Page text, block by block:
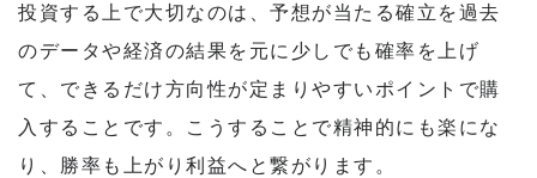
投資する上で大切なのは、予想が当たる確立を過去
のデータや経済の結果を元に少しでも確率を上げ
て、できるだけ方向性が定まりやすいポイントで購
入することです。こうすることで精神的にも楽にな
り、勝率も上がり利益へと繋がります。